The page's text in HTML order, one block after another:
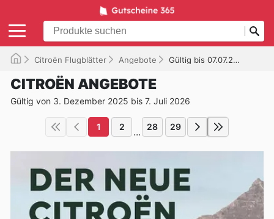
Citroën Flugblätter Angebote Gültig bis 07.07.2026
CITROËN ANGEBOTE
Gültig von 3. Dezember 2025 bis 7. Juli 2026
1 2 ... 28 29